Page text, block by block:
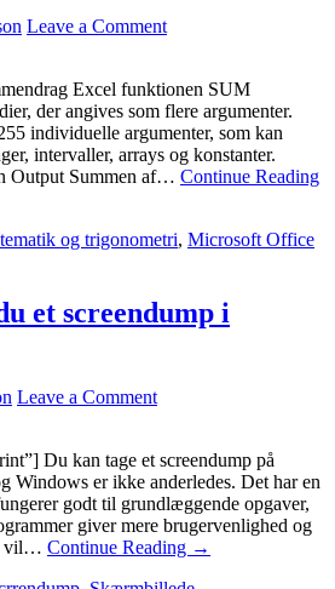
Leave a Comment
Excel funktionen SUM
der angives som flere argumenter.
individuelle argumenter, som kan
intervaller, arrays og konstanter.
Output Summen af… Continue Reading
og trigonometri, Microsoft Office
et screendump i
Leave a Comment
Du kan tage et screendump på
Windows er ikke anderledes. Det har en
godt til grundlæggende opgaver,
giver mere brugervenlighed og
vil… Continue Reading →